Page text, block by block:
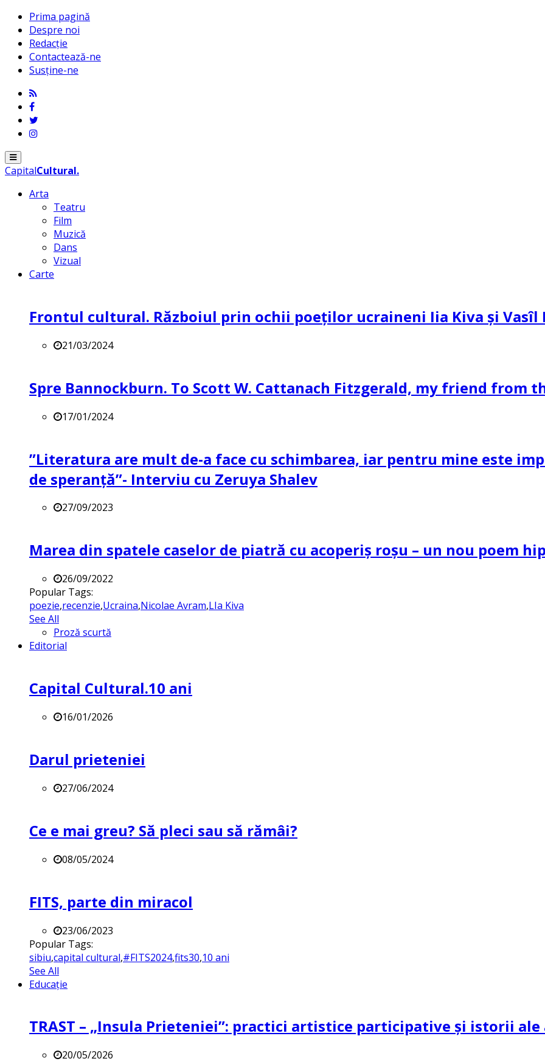
Prima pagină
Despre noi
Redacție
Contactează-ne
Susține-ne
Menu
CapitalCultural.
Arta
Teatru
Film
Muzică
Dans
Vizual
Carte
Frontul cultural. Războiul prin ochii poeților ucraineni Iia Kiva și Vasîl
21/03/2024
Spre Bannockburn. To Scott W. Cattanach Fitzgerald, my friend from
17/01/2024
”Literatura are mult de-a face cu schimbarea, iar pentru mine este
de speranță”- Interviu cu Zeruya Shalev
27/09/2023
Marea din spatele caselor de piatră cu acoperiș roșu – un nou poem
26/09/2022
Popular Tags:
poezie,recenzie,Ucraina,Nicolae Avram,LIa Kiva
See All
Proză scurtă
Editorial
Capital Cultural.10 ani
16/01/2026
Darul prieteniei
27/06/2024
Ce e mai greu? Să pleci sau să rămâi?
08/05/2024
FITS, parte din miracol
23/06/2023
Popular Tags:
sibiu,capital cultural,#FITS2024,fits30,10 ani
See All
Educație
TRAST – „Insula Prieteniei”: practici artistice participative și istorii
20/05/2026